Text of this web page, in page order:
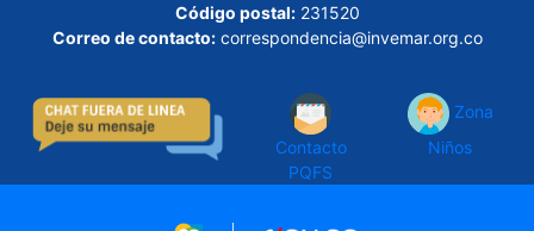
Código postal:231520
Correo de contacto:correspondencia@invemar.org.co
Contacto
PQFS
Zona
Niños